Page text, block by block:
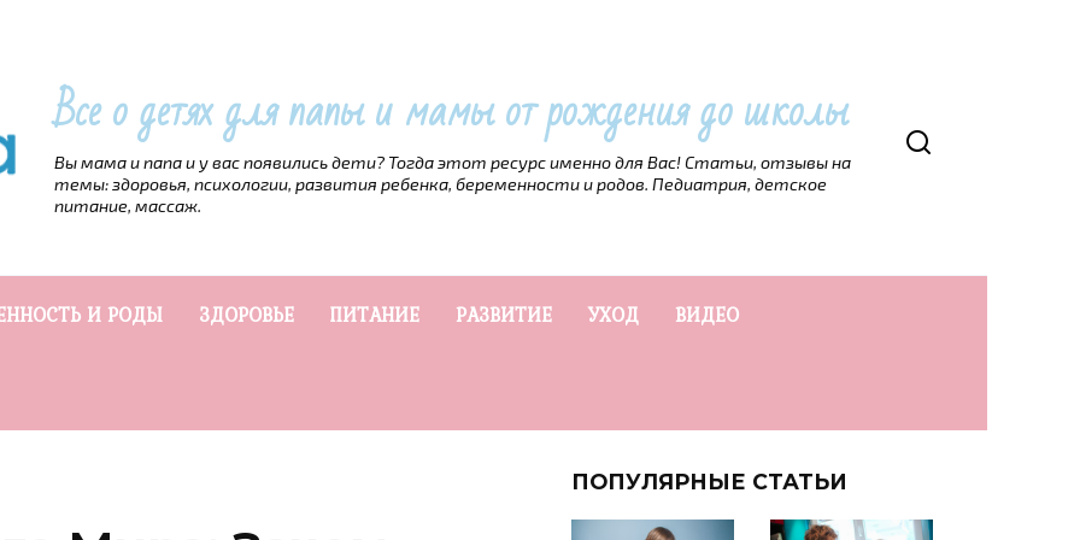
Все о детях для папы и мамы от рождения до школы
Вы мама и папа и у вас появились дети? Тогда этот ресурс именно для Вас! Статьи, отзывы на
темы: здоровья, психологии, развития ребенка, беременности и родов. Педиатрия, детское
питание, массаж.
И РОДЫ ЗДОРОВЬЕ ПИТАНИЕ РАЗВИТИЕ УХОД ВИДЕО
ПОПУЛЯРНЫЕ СТАТЬИ